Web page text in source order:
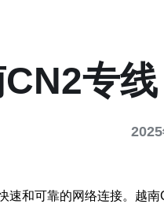
专
和可靠的网络连接。越